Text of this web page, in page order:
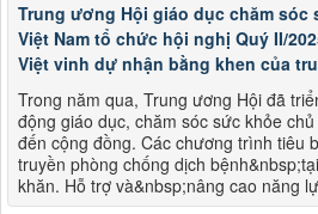
Trung ương Hội giáo dục chăm sóc
Việt Nam tổ chức hội nghị Quý II/
Việt vinh dự nhận bằng khen của
Trong năm qua, Trung ương Hội đã
động giáo dục, chăm sóc sức khỏe
đến cộng đồng. Các chương trình tiêu
truyền phòng chống dịch
khăn. Hỗ trợ và&nbsp;nâng cao năng